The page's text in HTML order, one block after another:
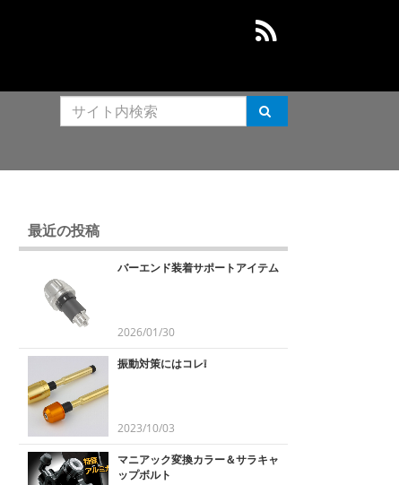
最近の投稿
バーエンド装着サポートアイテム
2026/01/30
振動対策にはコレ❕
2023/10/03
マニアック変換カラー＆サラキャ
ップボルト